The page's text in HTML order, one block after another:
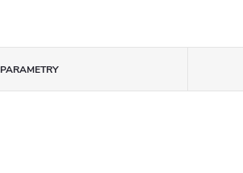
PARAMETRY